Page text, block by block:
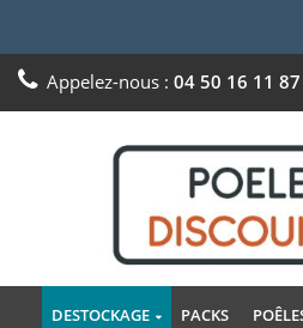
Appelez-nous : 04 50 16 11 87
DESTOCKAGE PACKS